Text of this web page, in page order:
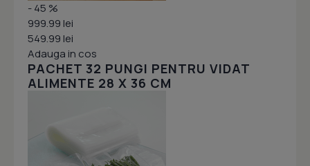
- 45 %
999.99 lei
549.99 lei
Adauga in cos
PACHET 32 PUNGI PENTRU VIDAT
ALIMENTE 28 X 36 CM